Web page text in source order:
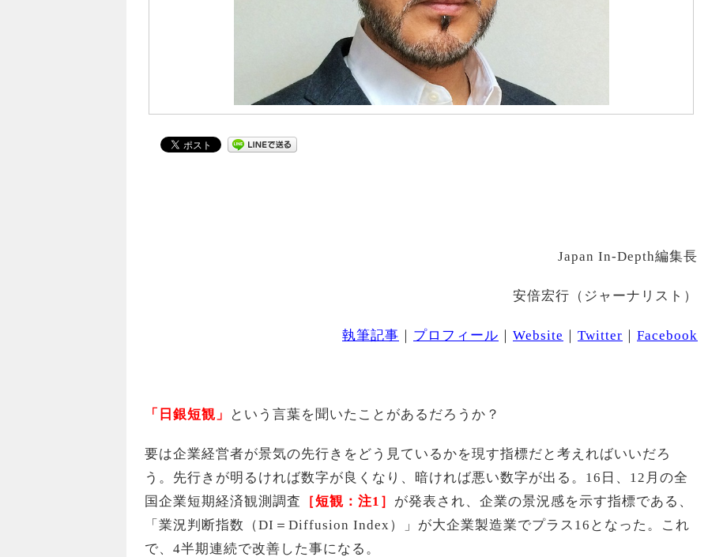
Japan In-Depth編集長
安倍宏行（ジャーナリスト）
執筆記事 ｜ プロフィール ｜ Website ｜ Twitter ｜ Facebook
「日銀短観」 という言葉を聞いたことがあるだろうか？
要は企業経営者が景気の先行きをどう見ているかを現す指標だと考えればいいだろ
う。先行きが明るければ数字が良くなり、暗ければ悪い数字が出る。16日、12月の全
国企業短期経済観測調査
［短観：注1］ が発表され、企業の景況感を示す指標である、
「業況判断指数（DI＝Diffusion Index）」が大企業製造業でプラス16となった。これ
で、4半期連続で改善した事になる。